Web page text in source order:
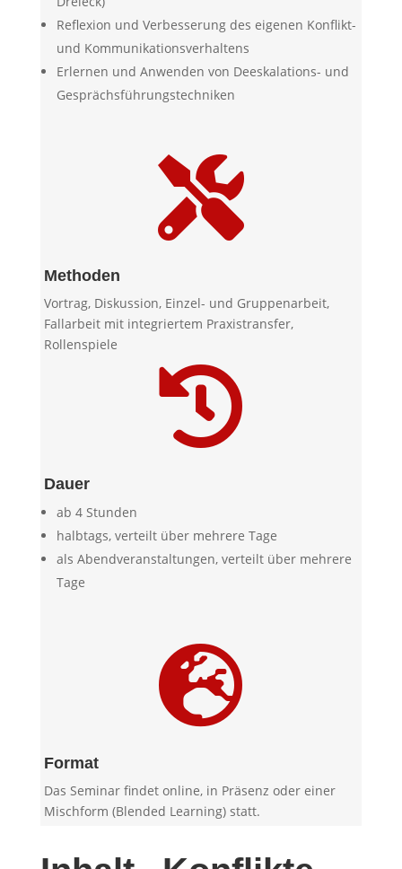
Reflexion und Verbesserung des eigenen Konflikt-
und Kommunikationsverhaltens
Erlernen und Anwenden von Deeskalations- und
Gesprächsführungstechniken

Methoden
Vortrag, Diskussion, Einzel- und Gruppenarbeit,
Fallarbeit mit integriertem Praxistransfer,
Rollenspiele

Dauer
ab 4 Stunden
halbtags, verteilt über mehrere Tage
als Abendveranstaltungen, verteilt über mehrere
Tage

Format
Das Seminar findet online, in Präsenz oder einer
Mischform (Blended Learning) statt.